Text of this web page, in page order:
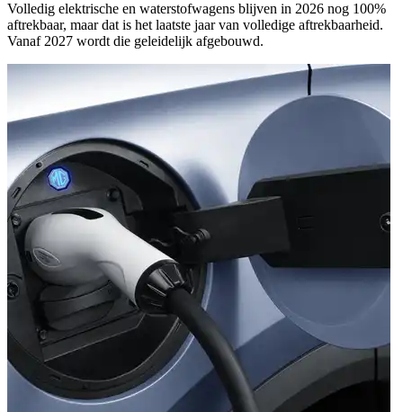
Volledig elektrische en waterstofwagens blijven in 2026 nog 100%
aftrekbaar, maar dat is het laatste jaar van volledige aftrekbaarheid.
Vanaf 2027 wordt die geleidelijk afgebouwd.